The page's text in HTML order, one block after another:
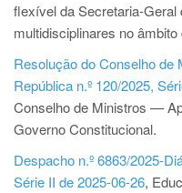
flexível da Secretaria-
multidisciplinares no
Resolução do Conselho de
República n.º 120/2025,
Conselho de Ministros —
Governo Constitucional.
Despacho n.º 6863/2025-
Série II de 2025-06-26,